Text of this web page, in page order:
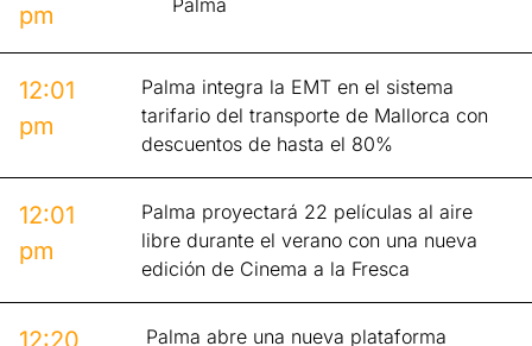
pm
12:01
pm
Palma integra la EMT en el sistema
tarifario del transporte de Mallorca con
descuentos de hasta el 80%
12:01
pm
Palma proyectará 22 películas al aire
libre durante el verano con una nueva
edición de Cinema a la Fresca
12:20 Palma abre una nueva plataforma